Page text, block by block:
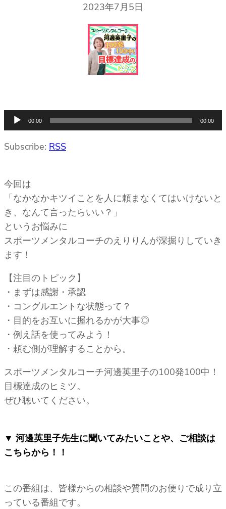
2023年7月5日
声
プ
ヤ
ー
00:00 00:00
Subscribe: RSS
今回は
「なかなかキツイことを人に頼まなくてはいけないと
き、なんて言ったらいい？」
というお悩みに
スポーツメンタルコーチのえりりんが深掘りしていき
ます！
【注目のトピック】
・まずは感謝・承認
・コングルエントな状態って？
・目的をお互いに握れるかが大事◎
・例え話を使ってみよう！
・頼む側が理解することから。
スポーツメンタルコーチ河邊英里子の100発100中！
目標達成のヒミツ。
ぜひ聴いてください。
▼ 河邊英里子先生に聞いてみたいことや、ご相談は
こちらから！！
この番組は、皆様からの相談や質問のお便りで成り立
っている番組です。